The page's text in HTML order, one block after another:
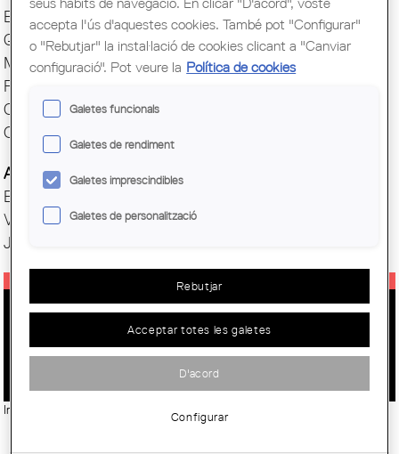
Biblioteca
Quaderns
Mostra d'Arquitectura
Premis Arquitec. Girona
Oficina del Paisatge
Centre Obert d'Arquitectura
Actes COAC
Exposicions COAC
Visites COAC
Jornades
TROBADA ANUAL D'ARQUITECTES
DEL VALLÈS 2018
Imatge: © Casa Museu Alegre de Sagrera. Wikimedia Commons
accepta l'ús d'aquestes cookies. També pot "Configurar"
o "Rebutjar" la instal·lació de cookies clicant a "Canviar
configuració". Pot veure la Política de cookies
Galetes funcionals
Galetes de rendiment
Galetes imprescindibles
Galetes de personalització
Rebutjar
Acceptar totes les galetes
D'acord
Configurar